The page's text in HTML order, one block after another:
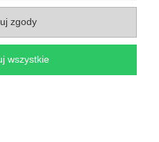
24ark, Pola Łąki
zł
zgody
wszystkie